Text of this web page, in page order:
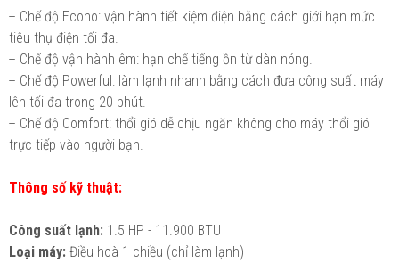
+ Chế độ Econo: vận hành tiết kiệm điện bằng cách giới hạn mức
tiêu thụ điện tối đa.
+ Chế độ vận hành êm: hạn chế tiếng ồn từ dàn nóng.
+ Chế độ Powerful: làm lạnh nhanh bằng cách đưa công suất máy
lên tối đa trong 20 phút.
+ Chế độ Comfort: thổi gió dễ chịu ngăn không cho máy thổi gió
trực tiếp vào người bạn.
Thông số kỹ thuật:
Công suất lạnh: 1.5 HP - 11.900 BTU
Loại máy: Điều hoà 1 chiều (chỉ làm lạnh)